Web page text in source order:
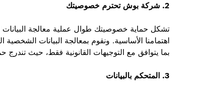
2. شركة بوش تحترم خصوصيتك
تشكل حماية خصوصيتك طوال عملية معالجة البيانات
اهتمامنا الأساسية. ونقوم بمعالجة البيانات الشخصية
بما يتوافق مع التوجيهات القانونية فقط، حيث
3. المتحكم بالبيانات